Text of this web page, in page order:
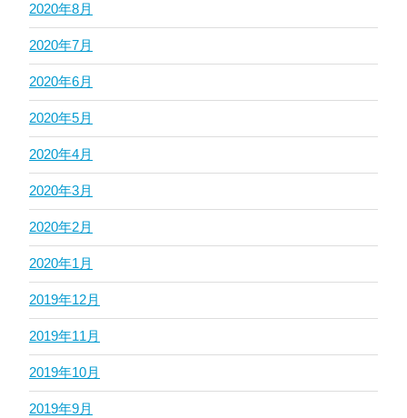
2020年8月
2020年7月
2020年6月
2020年5月
2020年4月
2020年3月
2020年2月
2020年1月
2019年12月
2019年11月
2019年10月
2019年9月